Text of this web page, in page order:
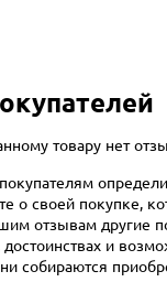
товару нет
о своей покупке,
отзывам другие
достоинствах и
собираются